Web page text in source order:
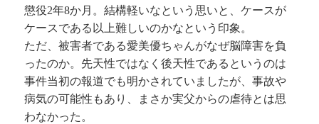
懲役2年8か月。結構軽いなという思いと、ケースが
ケースである以上難しいのかなという印象。
ただ、被害者である愛美優ちゃんがなぜ脳障害を負
ったのか。先天性ではなく後天性であるというのは
事件当初の報道でも明かされていましたが、事故や
病気の可能性もあり、まさか実父からの虐待とは思
わなかった。